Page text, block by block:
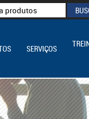
SERVIÇOS